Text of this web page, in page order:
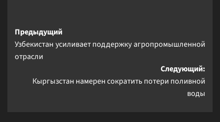
Навигация
записи
Предыдущий
Узбекистан усиливает поддержку агропромышленной
отрасли
Следующий:
Кыргызстан намерен сократить потери поливной
воды